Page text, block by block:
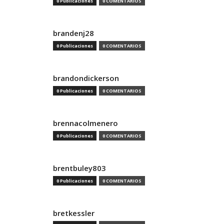
brandenj28
0 Publicaciones 0 COMENTARIOS
brandondickerson
0 Publicaciones 0 COMENTARIOS
brennacolmenero
0 Publicaciones 0 COMENTARIOS
brentbuley803
0 Publicaciones 0 COMENTARIOS
bretkessler